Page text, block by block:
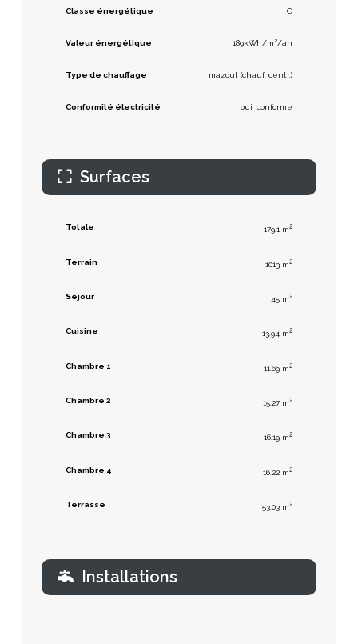
Classe énergétique C
Valeur énergétique 189kWh/m²/an
Type de chauffage mazout (chauf. centr.)
Conformité électricité oui, conforme
Surfaces
Totale 179.1 m2
Terrain 1013 m2
Séjour 45 m2
Cuisine 13.94 m2
Chambre 1 11.69 m2
Chambre 2 15.27 m2
Chambre 3 16.19 m2
Chambre 4 16.22 m2
Terrasse 53.03 m2
Installations